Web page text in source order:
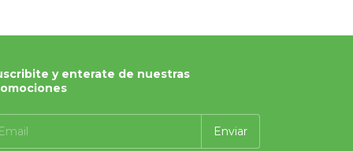
y enterate de nuestras